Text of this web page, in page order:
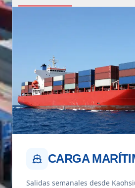
CARGA
Salidas semanales desde